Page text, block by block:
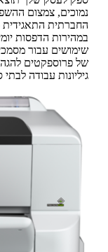
נמוכים, צמצום
גיליונות עבודה